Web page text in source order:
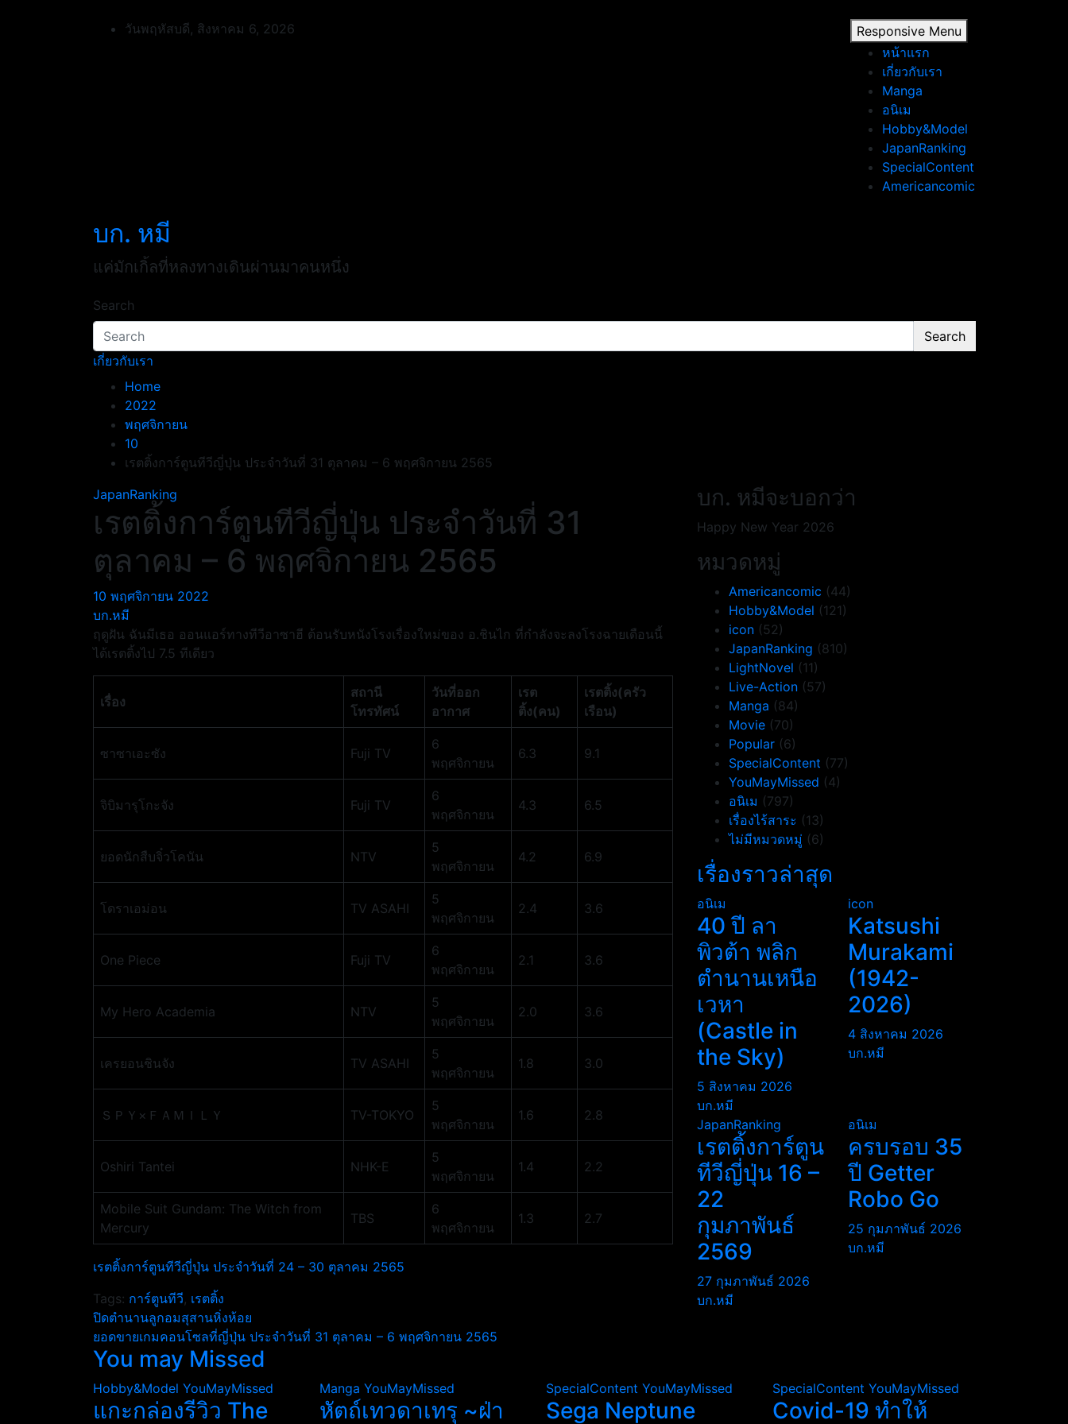
วันพฤหัสบดี, สิงหาคม 6, 2026
Responsive Menu
หน้าแรก
เกี่ยวกับเรา
Manga
อนิเม
Hobby&Model
JapanRanking
SpecialContent
Americancomic
บก. หมี
แค่มักเกิ้ลที่หลงทางเดินผ่านมาคนหนึ่ง
Search
Search
เกี่ยวกับเรา
Home
2022
พฤศจิกายน
10
เรตติ้งการ์ตูนทีวีญี่ปุ่น ประจำวันที่ 31 ตุลาคม – 6 พฤศจิกายน 2565
JapanRanking
เรตติ้งการ์ตูนทีวีญี่ปุ่น ประจำวันที่ 31
ตุลาคม – 6 พฤศจิกายน 2565
10 พฤศจิกายน 2022
บก.หมี
ฤดูฝัน ฉันมีเธอ ออนแอร์ทางทีวีอาซาฮี ต้อนรับหนังโรงเรื่องใหม่ของ อ.ชินไก ที่กำลังจะลงโรงฉายเดือนนี้
ได้เรตติ้งไป 7.5 ทีเดียว
เรื่อง
สถานี
โทรทัศน์
วันที่ออก
อากาศ
เรต
ติ้ง(คน)
เรตติ้ง(ครัว
เรือน)
ซาซาเอะซัง Fuji TV
6
พฤศจิกายน
6.3 9.1
จิบิมารุโกะจัง Fuji TV
6
พฤศจิกายน
4.3 6.5
ยอดนักสืบจิ๋วโคนัน NTV
5
พฤศจิกายน
4.2 6.9
โดราเอม่อน TV ASAHI
5
พฤศจิกายน
2.4 3.6
One Piece Fuji TV
6
พฤศจิกายน
2.1 3.6
My Hero Academia NTV
5
พฤศจิกายน
2.0 3.6
เครยอนชินจัง TV ASAHI
5
พฤศจิกายน
1.8 3.0
ＳＰＹ×ＦＡＭＩＬＹ TV-TOKYO
5
พฤศจิกายน
1.6 2.8
Oshiri Tantei NHK-E
5
พฤศจิกายน
1.4 2.2
Mobile Suit Gundam: The Witch from
Mercury
TBS
6
พฤศจิกายน
1.3 2.7
เรตติ้งการ์ตูนทีวีญี่ปุ่น ประจำวันที่ 24 – 30 ตุลาคม 2565
Tags: การ์ตูนทีวี, เรตติ้ง
แนะแนว
เรื่อง
ปิดตำนานลูกอมสุสานหิ่งห้อย
ยอดขายเกมคอนโซลที่ญี่ปุ่น ประจำวันที่ 31 ตุลาคม – 6 พฤศจิกายน 2565
บก. หมีจะบอกว่า
Happy New Year 2026
หมวดหมู่
Americancomic (44)
Hobby&Model (121)
icon (52)
JapanRanking (810)
LightNovel (11)
Live-Action (57)
Manga (84)
Movie (70)
Popular (6)
SpecialContent (77)
YouMayMissed (4)
อนิเม (797)
เรื่องไร้สาระ (13)
ไม่มีหมวดหมู่ (6)
เรื่องราวล่าสุด
อนิเม
40 ปี ลา
พิวต้า พลิก
ตำนานเหนือ
เวหา
(Castle in
the Sky)
5 สิงหาคม 2026
บก.หมี
icon
Katsushi
Murakami
(1942-
2026)
4 สิงหาคม 2026
บก.หมี
JapanRanking
เรตติ้งการ์ตูน
ทีวีญี่ปุ่น 16 –
22
กุมภาพันธ์
2569
27 กุมภาพันธ์ 2026
บก.หมี
อนิเม
ครบรอบ 35
ปี Getter
Robo Go
25 กุมภาพันธ์ 2026
บก.หมี
You may Missed
Hobby&Model YouMayMissed
แกะกล่องรีวิว The
Manga YouMayMissed
หัตถ์เทวดาเทรุ ~ฝ่า
SpecialContent YouMayMissed
Sega Neptune
SpecialContent YouMayMissed
Covid-19 ทำให้